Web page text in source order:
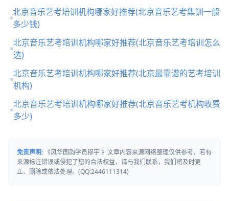
北京音乐艺考培训机构哪家好推荐(北京音乐艺考集训一般
多少钱)
北京音乐艺考培训机构哪家好推荐(北京音乐艺考培训怎么
选)
北京音乐艺考培训机构哪家好推荐(北京最靠谱的艺考培训
机构)
北京音乐艺考培训机构哪家好推荐(北京音乐艺考机构收费
多少)
免责声明: 《风华国韵学员穆宇 》文章内容来源网络整理仅供参考，若有
来源标注错误或侵犯了您的合法权益，请与我们联系，我们将及时更
正、删除或依法处理。(QQ:2446111314)